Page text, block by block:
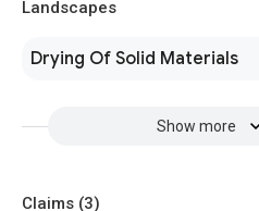
Landscapes
Drying Of Solid Materials
Show more
Claims (3)